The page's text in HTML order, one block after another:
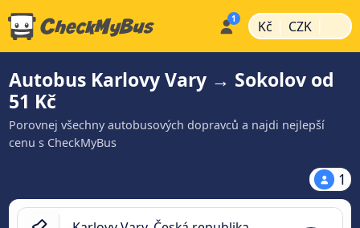
Kč | CZK |
Autobus Karlovy Vary → Sokolov od
51 Kč
Porovnej všechny autobusových dopravců a najdi nejlepší
cenu s CheckMyBus
1